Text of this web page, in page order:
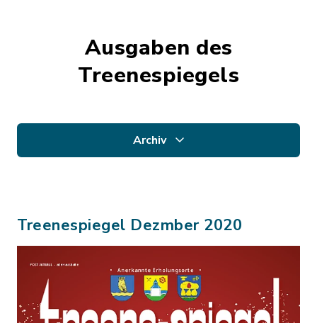
Ausgaben des
Treenespiegels
Archiv
Treenespiegel Dezmber 2020